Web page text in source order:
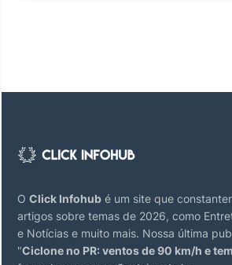
O Click Infohub é um site que
artigos sobre temas de 2026, como
e Notícias e muito mais. Nossa última
"Ciclone no PR: ventos de 90 km/h e